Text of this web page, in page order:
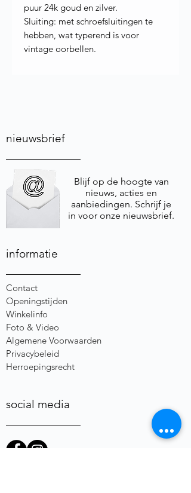
puur 24k goud en zilver.
Sluiting: met schroefsluitingen te
hebben, wat typerend is voor
vintage oorbellen.
nieuwsbrief
Blijf op de hoogte van
nieuws, acties en
aanbiedingen. Schrijf je
in voor onze nieuwsbrief.
informatie
Contact
Openingstijden
Winkelinfo
Foto & Video
Algemene Voorwaarden
Privacybeleid
Herroepingsrecht
social media